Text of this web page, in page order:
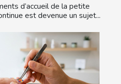
d’accueil de la petite
est devenue un sujet...